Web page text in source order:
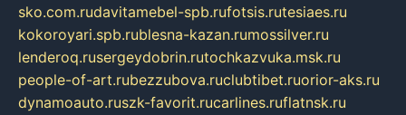
sko.com.rudavitamebel-spb.rufotsis.rutesiaes.ru
kokoroyari.spb.rublesna-kazan.rumossilver.ru
lenderoq.rusergeydobrin.rutochkazvuka.msk.ru
people-of-art.rubezzubova.ruclubtibet.ruorior-aks.ru
dynamoauto.ruszk-favorit.rucarlines.ruflatnsk.ru